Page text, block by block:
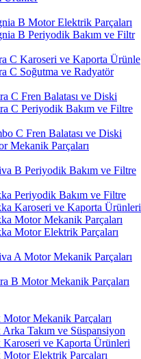
B Motor Elektrik Parçaları
B Periyodik Bakım ve Filtr
C Karoseri ve Kaporta Ürünle
C Soğutma ve Radyatör
C Fren Balatası ve Diski
C Periyodik Bakım ve Filtre
C Fren Balatası ve Diski
Mekanik Parçaları
B Periyodik Bakım ve Filtre
Periyodik Bakım ve Filtre
Karoseri ve Kaporta Ürünleri
Motor Mekanik Parçaları
Motor Elektrik Parçaları
A Motor Mekanik Parçaları
B Motor Mekanik Parçaları
Motor Mekanik Parçaları
Arka Takım ve Süspansiyon
Karoseri ve Kaporta Ürünleri
Motor Elektrik Parçaları